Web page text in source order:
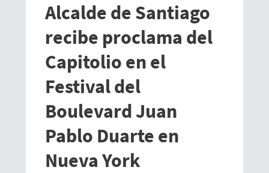
Alcalde de Santiago
recibe proclama del
Capitolio en el
Festival del
Boulevard Juan
Pablo Duarte en
Nueva York